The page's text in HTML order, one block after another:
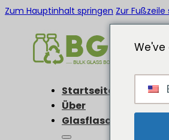
Zum Hauptinhalt springen Zur Fußzeile
Startseite
Über
Glasflaschen